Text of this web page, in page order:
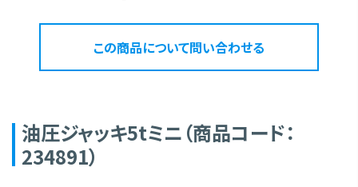
この商品について問い合わせる
油圧ジャッキ5tミニ（商品コード：
234891）